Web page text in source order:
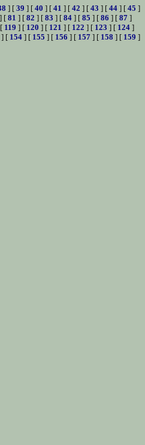
] [ 39 ] [ 40 ] [ 41 ] [ 42 ] [ 43 ] [ 44 ] [ 45 ]
] [ 81 ] [ 82 ] [ 83 ] [ 84] [ 85 ] [ 86 ] [ 87]
119 ] [ 120 ] [ 121 ] [ 122 ] [ 123 ] [ 124 ]
] [ 154] [ 155 ] [ 156 ] [ 157] [ 158 ] [ 159 ]